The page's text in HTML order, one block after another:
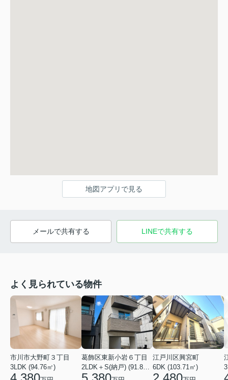
地図アプリで見る
メールで共有する LINEで共有する
よく見られている物件
市川市大野町３丁目
3LDK (94.76㎡)
葛飾区東新小岩６丁目
2LDK＋S(納戸) (91.88㎡)
江戸川区興宮町
6DK (103.71㎡)